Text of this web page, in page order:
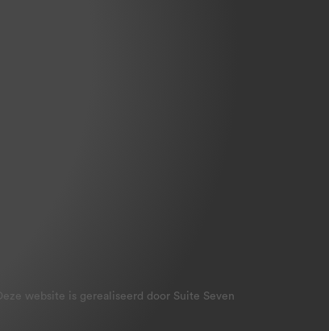
Deze website is gerealiseerd door Suite Seven